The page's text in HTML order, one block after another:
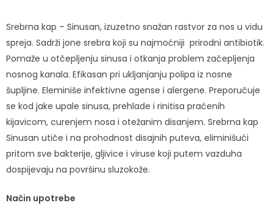
Srebrna kap – Sinusan, izuzetno snažan rastvor za nos u vidu
spreja. Sadrži jone srebra koji su najmoćniji prirodni antibiotik.
Pomaže u otčepljenju sinusa i otkanja problem začepljenja
nosnog kanala. Efikasan pri ukljanjanju polipa iz nosne
šupljine. Eleminiše infektivne agense i alergene. Preporučuje
se kod jake upale sinusa, prehlade i rinitisa praćenih
kijavicom, curenjem nosa i otežanim disanjem. Srebrna kap
Sinusan utiče i na prohodnost disajnih puteva, eliminišući
pritom sve bakterije, gljivice i viruse koji putem vazduha
dospijevaju na površinu sluzokože.
Način upotrebe